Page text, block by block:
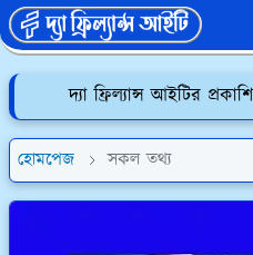
দ্যা ফ্রিল্যান্স আইটির
হোমপেজ সকল তথ্য